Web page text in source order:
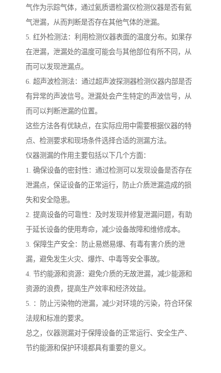
气作为示踪气体，通过氦质谱检漏仪检测仪器是否有氦
气泄漏，从而判断是否存在其他气体的泄漏。
5. 红外检测法：利用检测仪器表面的温度分布。如果存
在泄漏，泄漏处的温度可能会与其他部位有所不同，从
而可以发现泄漏点。
6. 超声波检测法：通过超声波探测器检测仪器内部是否
有异常的声波信号。泄漏处会产生特定的声波信号，从
而可以判断泄漏的位置。
这些方法各有优缺点，在实际应用中需要根据仪器的特
点、检测要求和现场条件选择合适的测漏方法。
仪器测漏的作用主要包括以下几个方面：
1. 确保设备的密封性：通过检测可以发现设备是否存在
泄漏点，保证设备的正常运行，防止介质泄漏造成的损
失和安全隐患。
2. 提高设备的可靠性：及时发现并修复泄漏问题，有助
于延长设备的使用寿命，减少设备故障和维修成本。
3. 保障生产安全：防止易燃易爆、有毒有害介质的泄
漏，避免发生火灾、爆炸、中毒等安全事故。
4. 节约能源和资源：避免介质的无故泄漏，减少能源和
资源的浪费，提高生产效率和经济效益。
5. ：防止污染物的泄漏，减少对环境的污染，符合环保
法规和标准的要求。
总之，仪器测漏对于保障设备的正常运行、安全生产、
节约能源和保护环境都具有重要的意义。